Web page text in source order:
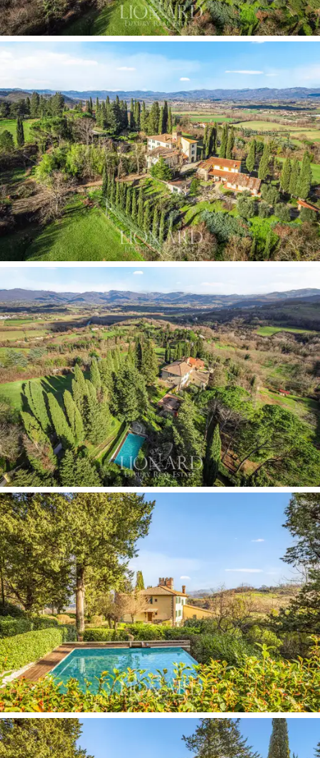
毗鄰主別墅的150 平方公尺兩層附樓擁有裸露的牆
壁、赤土拱門和木質天花板，營造出迷人的氛
圍。它包括一個入口大廳、一間雙人臥室、一間
可轉換成雙人床臥室、一間帶廚房的大餐廳、一
間客廳和兩間浴室。附屬建築可從私人花園進
入，並配有獨特的圓形游泳池。
佔地 5 公頃的公園擁有田園詩般的景觀和私人小
徑，環繞著別墅。露台花園、兩個游泳池和一個
漩渦浴缸提供獨特的戶外休閒場所。光線充足的
用餐區配有燒烤設施和大石桌，為您帶來歡樂的
時光。陽光露台可俯瞰山谷，享有令人驚嘆的全
景。
購買這棟別墅意味著讓自己沉浸在無與倫比的寧
靜與美麗的環境中，歷史、自然與現代和諧地融
為一體。穆傑羅的優越位置及其豐富的文化和景
觀，使該房產成為那些尋求沉浸在自然之中但靠
近托斯卡納文化中心的獨特避難所的人的獨特投
資。